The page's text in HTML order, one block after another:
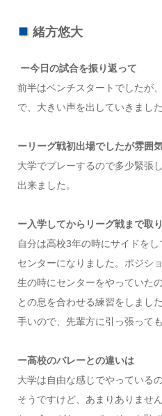
緒方悠大
ー今日の試合を振り返って
前半はベンチスタートでしたが
で、大きい声を出していきました
ーリーグ戦初出場でしたが雰囲
大学でプレーするので多少緊張
出来ました。
ー入学してからリーグ戦まで取
自分は高校3年の時にサイドを
センターになりました。ポジシ
生の時にセンターをやっていた
との息を合わせる練習をしまし
手いので、先輩方に引っ張って
ー高校のバレーとの違いは
大学は自由な感じでやっている
そうですけど、あまりありませ